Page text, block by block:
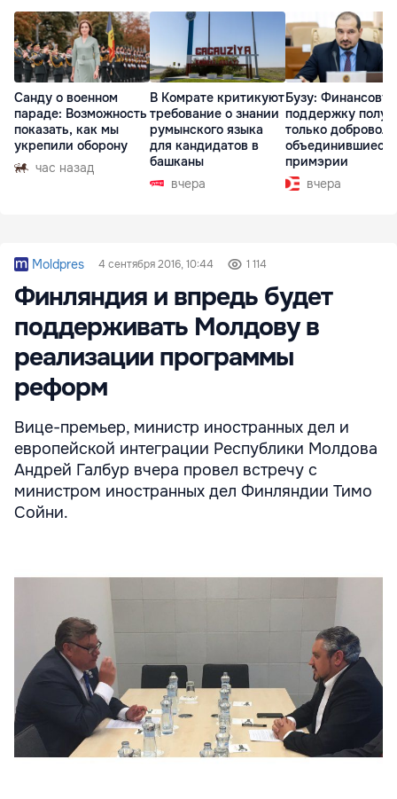
Санду о военном
параде: Возможность
показать, как мы
укрепили оборону
час назад
В Комрате критикуют
требование о знании
румынского языка
для кандидатов в
башканы
вчера
Бузу:
поддержку
только
объединившиеся
примэрии
вчера
Moldpres 4 сентября 2016, 10:44 1 114
Финляндия и впредь будет
поддерживать Молдову в
реализации программы
реформ
Вице-премьер, министр иностранных дел и
европейской интеграции Республики Молдова
Андрей Галбур вчера провел встречу с
министром иностранных дел Финляндии Тимо
Сойни.